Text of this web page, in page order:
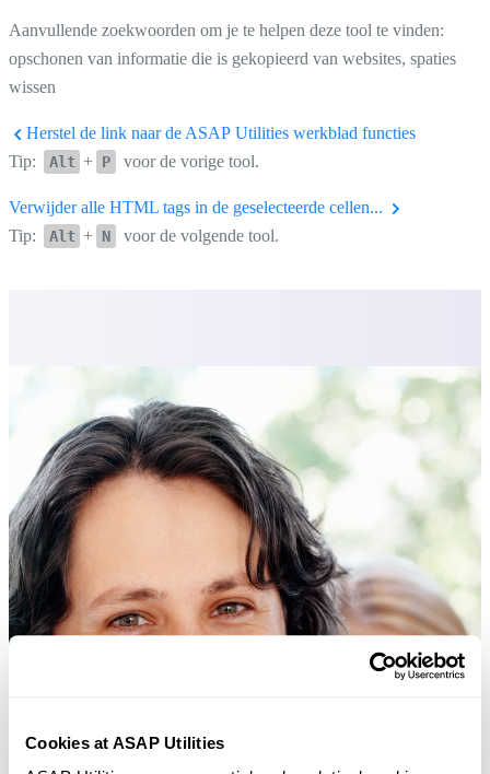
Cookies at ASAP Utilities
Aanvullende zoekwoorden om je te helpen deze tool te vinden:
opschonen van informatie die is gekopieerd van websites, spaties
wissen
Herstel de link naar de ASAP Utilities werkblad functies
Tip:
Alt + P voor de vorige tool.
Verwijder alle HTML tags in de geselecteerde cellen...
Tip:
Alt + N voor de volgende tool.